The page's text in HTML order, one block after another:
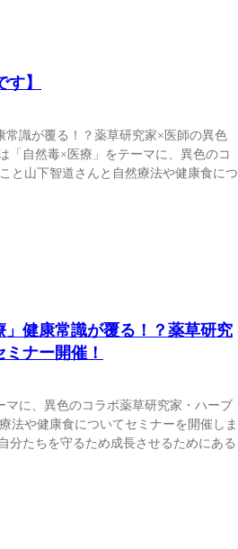
す】
常識が覆る！？薬草研究家×医師の異色
「自然毒×医療」をテーマに、異色のコ
と山下智道さんと自然療法や健康食につ
」健康常識が覆る！？薬草研究
ナー開催！
に、異色のコラボ薬草研究家・ハーブ
法や健康食についてセミナーを開催しま
たちを守るため成長させるためにある